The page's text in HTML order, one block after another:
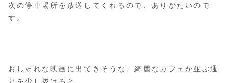
次の停車場所を放送してくれるので、ありがたいので
す。
おしゃれな映画に出てきそうな、綺麗なカフェが並ぶ通